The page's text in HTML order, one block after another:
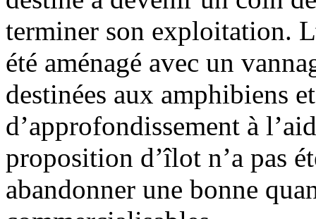
terminer son exploitation.
été aménagé avec un
destinées aux amphibiens
d’approfondissement à
proposition d’îlot n’a pas
abandonner une bonne